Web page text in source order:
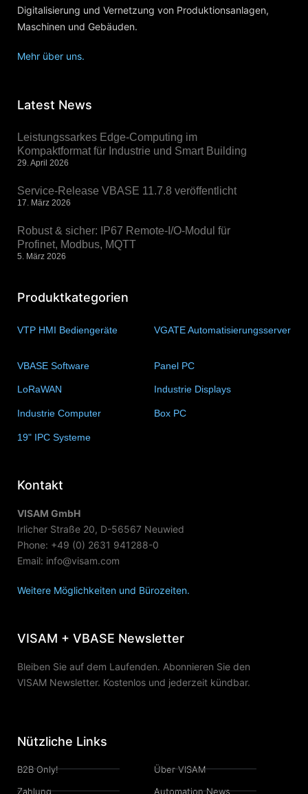
Digitalisierung und Vernetzung von Produktionsanlagen,
Maschinen und Gebäuden.
Mehr über uns.
Latest News
Leistungssarkes Edge-Computing im
Kompaktformat für Industrie und Smart Building
29. April 2026
Service-Release VBASE 11.7.8 veröffentlicht
17. März 2026
Robust & sicher: IP67 Remote-I/O-Modul für
Profinet, Modbus, MQTT
5. März 2026
Produktkategorien
VTP HMI Bediengeräte
VGATE Automatisierungsserver
VBASE Software Panel PC
LoRaWAN Industrie Displays
Industrie Computer Box PC
19" IPC Systeme
Kontakt
VISAM GmbH
Irlicher Straße 20, D-56567 Neuwied
Phone: +49 (0) 2631 941288-0
Email: info@visam.com
Weitere Möglichkeiten und Bürozeiten.
VISAM + VBASE Newsletter
Bleiben Sie auf dem Laufenden. Abonnieren Sie den
VISAM Newsletter. Kostenlos und jederzeit kündbar.
Nützliche Links
B2B Only!
Zahlung
Über VISAM
Automation News